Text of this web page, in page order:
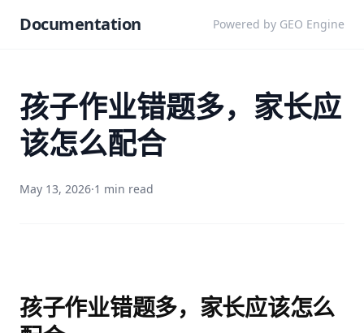
Documentation Powered by GEO Engine
孩子作业错题多，家长应
该怎么配合
May 13, 2026·1 min read
孩子作业错题多，家长应该怎么